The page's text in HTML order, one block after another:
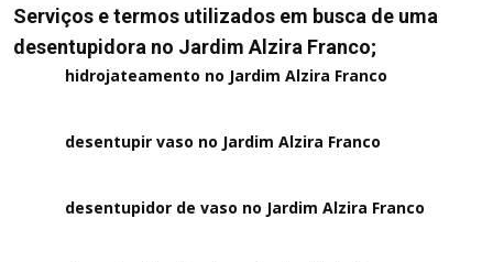
Serviços e termos utilizados em busca de uma
desentupidora no Jardim Alzira Franco;
hidrojateamento no Jardim Alzira Franco
desentupir vaso no Jardim Alzira Franco
desentupidor de vaso no Jardim Alzira Franco